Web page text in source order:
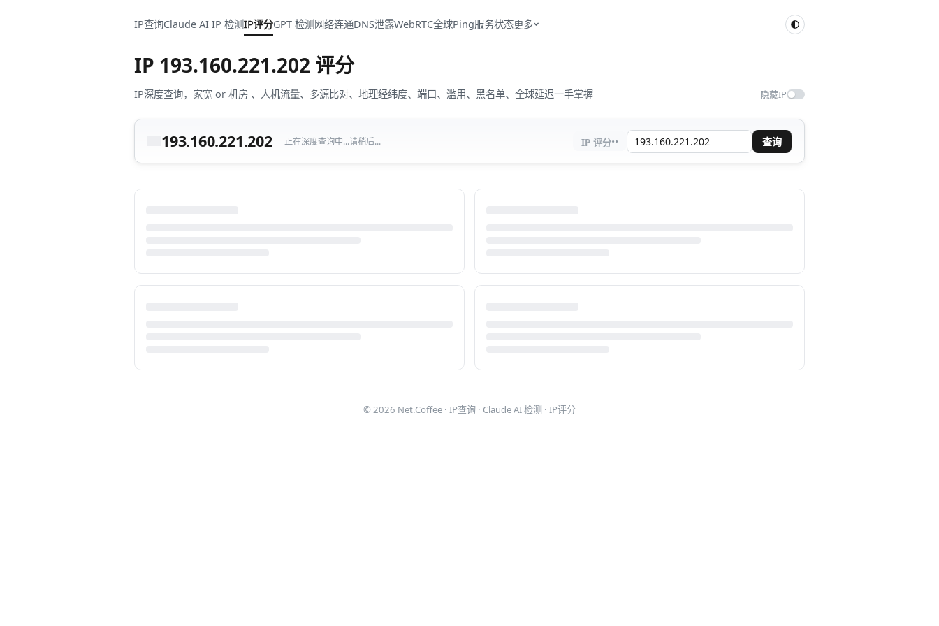
IP查询Claude AI IP 检测IP评分GPT 检测网络连通DNS泄露WebRTC全球Ping服务状态更多
IP 193.160.221.202 评分
IP深度查询，家宽 or 机房 、人机流量、多源比对、地理经纬度、端口、滥用、黑名单、全球延迟一手掌握 隐藏IP
193.160.221.202 正在深度查询中...请稍后... IP 评分·· 查询
© 2026 Net.Coffee · IP查询 · Claude AI 检测 · IP评分